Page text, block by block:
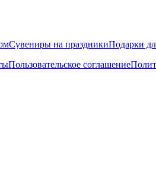
Сувениры на праздникиПодарки
Пользовательское соглашение